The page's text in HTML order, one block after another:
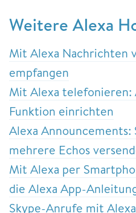
Weitere Alexa
Mit Alexa Nachrichten
empfangen
Mit Alexa telefonieren:
Funktion einrichten
Alexa Announcements:
mehrere Echos
Mit Alexa per
die Alexa App-
Skype-Anrufe mit